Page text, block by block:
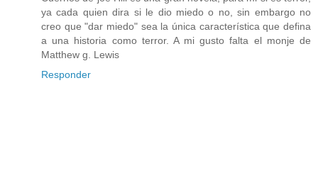
ya cada quien dira si le dio miedo o no, sin embargo no
creo que "dar miedo" sea la única característica que defina
a una historia como terror. A mi gusto falta el monje de
Matthew g. Lewis
Responder